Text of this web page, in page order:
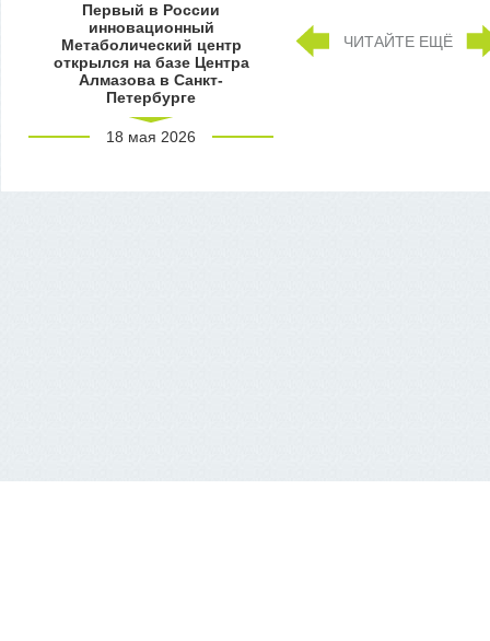
Первый в России
инновационный
Метаболический центр
открылся на базе Центра
Алмазова в Санкт-
Петербурге
18 мая 2026
ЧИТАЙТЕ ЕЩЁ